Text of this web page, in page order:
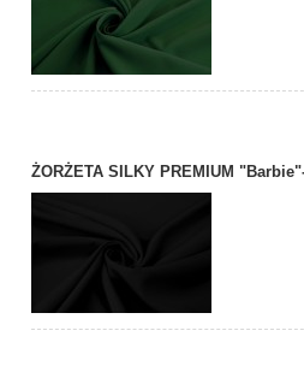
ŻORŻETA SILKY PREMIUM